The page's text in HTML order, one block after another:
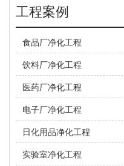
工程案例
食品厂净化工程
饮料厂净化工程
医药厂净化工程
电子厂净化工程
日化用品净化工程
实验室净化工程